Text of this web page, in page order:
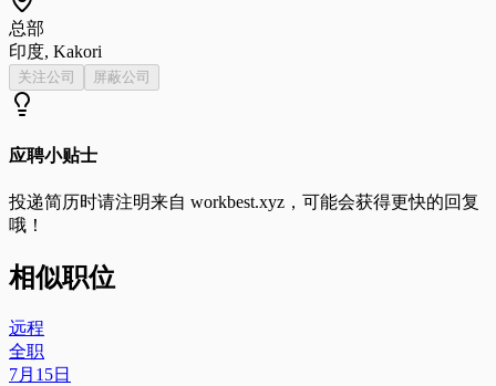
总部
印度, Kakori
关注公司 屏蔽公司
应聘小贴士
投递简历时请注明来自 workbest.xyz ，可能会获得更快的回复
哦！
相似职位
远程
全职
7月15日